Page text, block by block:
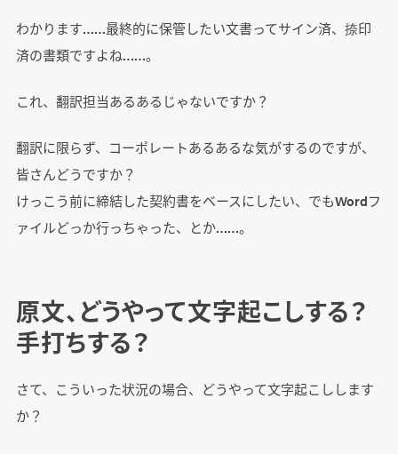
わかります……最終的に保管したい文書ってサイン済、捺印
済の書類ですよね……。
これ、翻訳担当あるあるじゃないですか？
翻訳に限らず、コーポレートあるあるな気がするのですが、
皆さんどうですか？
けっこう前に締結した契約書をベースにしたい、でもWordフ
ァイルどっか行っちゃった、とか……。
原文、どうやって文字起こしする？
手打ちする？
さて、こういった状況の場合、どうやって文字起こしします
か？